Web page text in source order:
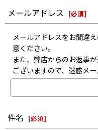
メールアドレス [必須]
メールアドレスをお間違
意ください。
また、弊店からのお返事
ございますので、迷惑メ
件名 [必須]